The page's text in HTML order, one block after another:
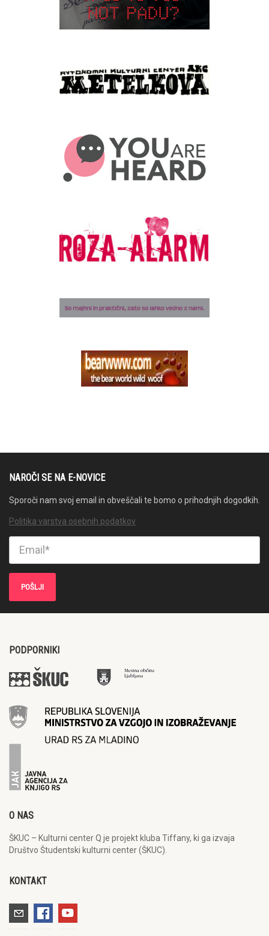
NAROČI SE NA E-NOVICE
Sporoči nam svoj email in obveščali te bomo o prihodnjih dogodkih.
Politika varstva osebnih podatkov
PODPORNIKI
O NAS
ŠKUC – Kulturni center Q je projekt kluba Tiffany, ki ga izvaja
Društvo Študentski kulturni center (ŠKUC).
KONTAKT